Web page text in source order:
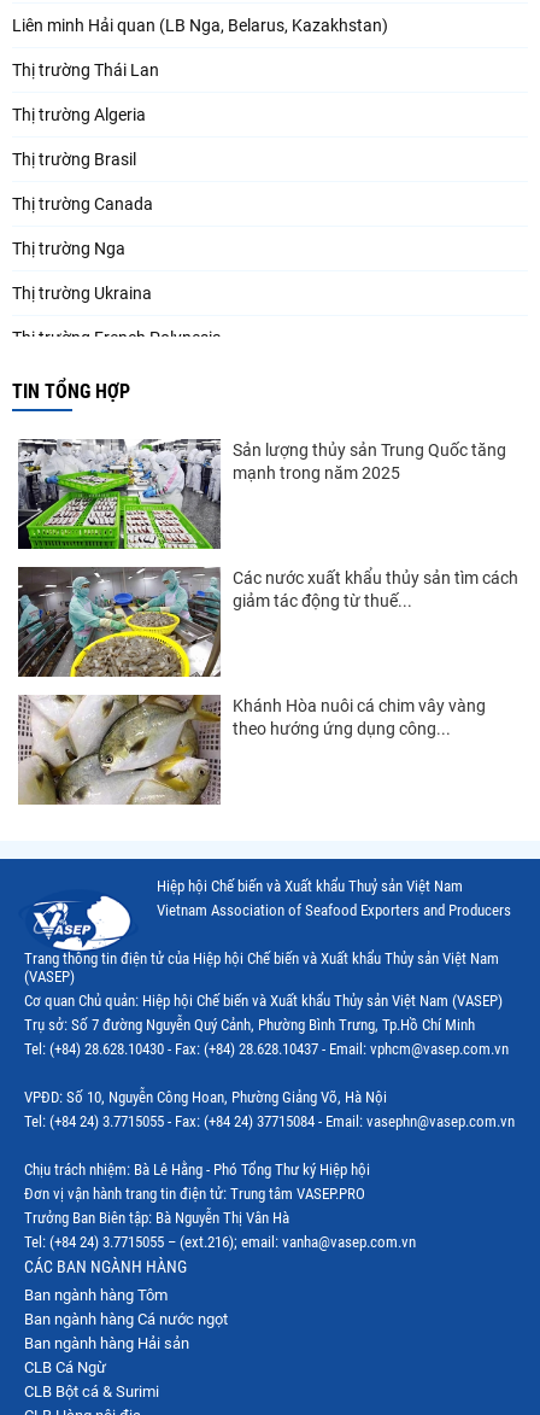
Liên minh Hải quan (LB Nga, Belarus, Kazakhstan)
Thị trường Thái Lan
Thị trường Algeria
Thị trường Brasil
Thị trường Canada
Thị trường Nga
Thị trường Ukraina
Thị trường French Polynesia
Thị trường Trung Quốc
Thị trường New Zealand
Thị trường Đài Loan
Thị trường Mỹ
Thị trường EU
Thị trường Nhật Bản
Thị trường Việt Nam
TIN TỔNG HỢP
Sản lượng thủy sản Trung Quốc tăng
mạnh trong năm 2025
Các nước xuất khẩu thủy sản tìm cách
giảm tác động từ thuế...
Khánh Hòa nuôi cá chim vây vàng
theo hướng ứng dụng công...
Hiệp hội Chế biến và Xuất khẩu Thuỷ sản Việt Nam
Vietnam Association of Seafood Exporters and Producers
Trang thông tin điện tử của Hiệp hội Chế biến và Xuất khẩu Thủy sản Việt Nam
(VASEP)
Cơ quan Chủ quản: Hiệp hội Chế biến và Xuất khẩu Thủy sản Việt Nam (VASEP)
Trụ sở: Số 7 đường Nguyễn Quý Cảnh, Phường Bình Trưng, Tp.Hồ Chí Minh
Tel: (+84) 28.628.10430 - Fax: (+84) 28.628.10437 - Email: vphcm@vasep.com.vn
VPĐD: Số 10, Nguyễn Công Hoan, Phường Giảng Võ, Hà Nội
Tel: (+84 24) 3.7715055 - Fax: (+84 24) 37715084 - Email: vasephn@vasep.com.vn
Chịu trách nhiệm: Bà Lê Hằng - Phó Tổng Thư ký Hiệp hội
Đơn vị vận hành trang tin điện tử: Trung tâm VASEP.PRO
Trưởng Ban Biên tập: Bà Nguyễn Thị Vân Hà
Tel: (+84 24) 3.7715055 – (ext.216); email: vanha@vasep.com.vn
CÁC BAN NGÀNH HÀNG
Ban ngành hàng Tôm
Ban ngành hàng Cá nước ngọt
Ban ngành hàng Hải sản
CLB Cá Ngừ
CLB Bột cá & Surimi